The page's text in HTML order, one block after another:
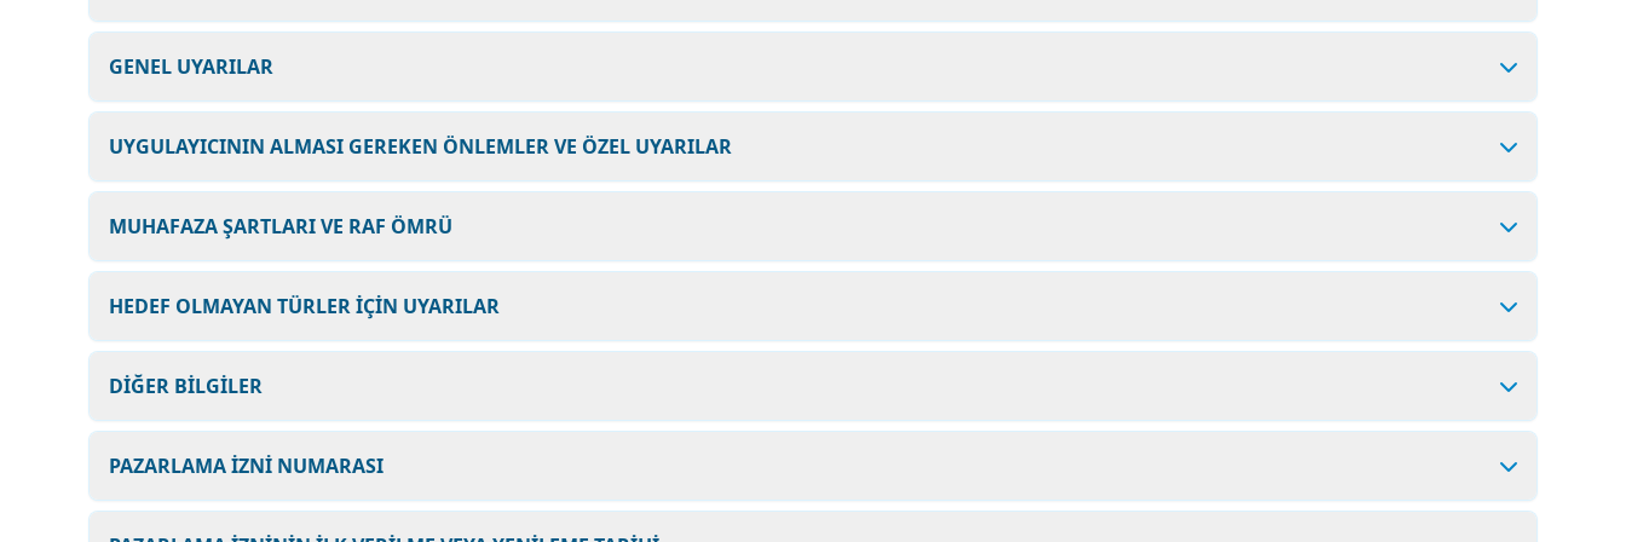
GENEL UYARILAR
UYGULAYICININ ALMASI GEREKEN ÖNLEMLER VE ÖZEL UYARILAR
MUHAFAZA ŞARTLARI VE RAF ÖMRÜ
HEDEF OLMAYAN TÜRLER İÇİN UYARILAR
DİĞER BİLGİLER
PAZARLAMA İZNİ NUMARASI